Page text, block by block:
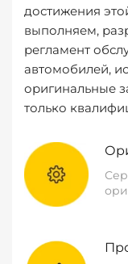
достижения
выполняем,
регламент
автомобилей,
оригинальные
только